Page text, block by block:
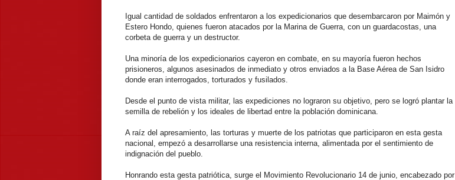
Igual cantidad de soldados enfrentaron a los expedicionarios que desembarcaron por Maimón y
Estero Hondo, quienes fueron atacados por la Marina de Guerra, con un guardacostas, una
corbeta de guerra y un destructor.
Una minoría de los expedicionarios cayeron en combate, en su mayoría fueron hechos
prisioneros, algunos asesinados de inmediato y otros enviados a la Base Aérea de San Isidro
donde eran interrogados, torturados y fusilados.
Desde el punto de vista militar, las expediciones no lograron su objetivo, pero se logró plantar la
semilla de rebelión y los ideales de libertad entre la población dominicana.
A raíz del apresamiento, las torturas y muerte de los patriotas que participaron en esta gesta
nacional, empezó a desarrollarse una resistencia interna, alimentada por el sentimiento de
indignación del pueblo.
Honrando esta gesta patriótica, surge el Movimiento Revolucionario 14 de junio, encabezado por